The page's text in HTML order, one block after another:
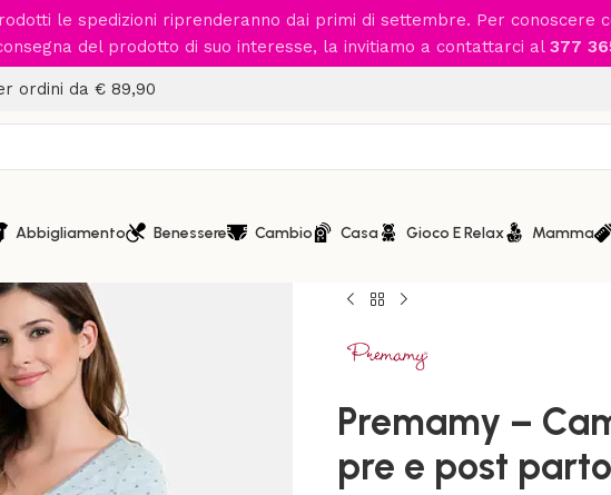
le spedizioni riprenderanno dai primi di settembre. Per conoscere
del prodotto di suo interesse, la invitiamo a contattarci al 377
ordini da € 89,90
Abbigliamento Benessere Cambio Casa Gioco E Relax Mamma
Home/Mamma Intimo Premaman
Premamy –
pre e post